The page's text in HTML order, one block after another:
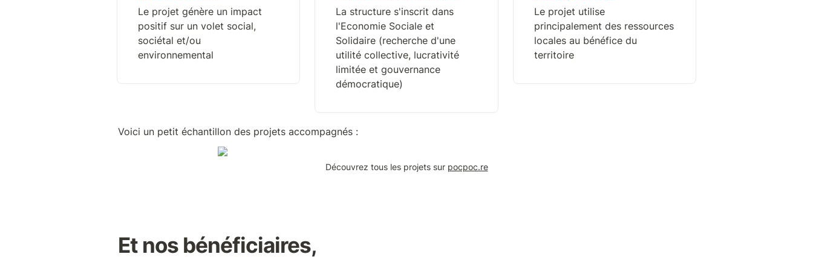
Le projet génère un impact
positif sur un volet social,
sociétal et/ou
environnemental
La structure s'inscrit dans
l'Economie Sociale et
Solidaire (recherche d'une
utilité collective, lucrativité
limitée et gouvernance
démocratique)
Le projet utilise
principalement des ressources
locales au bénéfice du
territoire
Voici un petit échantillon des projets accompagnés :
Découvrez tous les projets sur pocpoc.re